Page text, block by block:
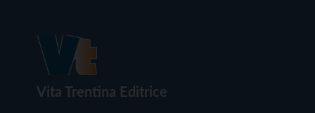
Vita Trentina Editrice